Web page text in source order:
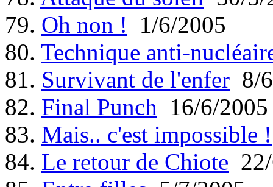
79. Oh non ! 1/6/2005
80. Technique anti-
81. Survivant de l'enfer 8/
82. Final Punch 16/6/2005
83. Mais.. c'est impossible !
84. Le retour de Chiote